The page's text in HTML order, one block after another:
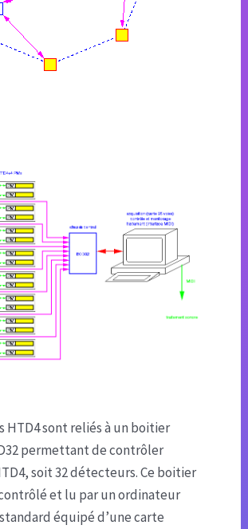
HTD4 sont reliés à un boitier
permettant de contrôler
soit 32 détecteurs. Ce boitier
contrôlé et lu par un ordinateur
équipé d’une carte